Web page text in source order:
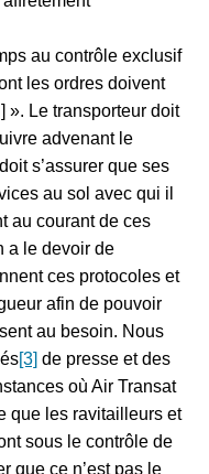
au contrôle exclusif
les ordres doivent
Le transporteur doit
advenant le
s’assurer que ses
au sol avec qui il
au courant de ces
a le devoir de
ces protocoles et
afin de pouvoir
au besoin. Nous
[3] de presse et des
où Air Transat
que les ravitailleurs et
sous le contrôle de
que ce n’est pas le